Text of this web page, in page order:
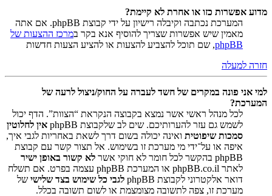
מדוע אפשרות כזו או אחרת לא קיימת?
המערכת נכתבה וקיבלה רישיון על ידי קבוצת phpBB. אם אתה
מאמין שיש אפשרות שצריך להוסיף אנא בקר במרכז ההצעות של
phpBB, שם תוכל להצביע להצעות או להציע הצעות חדשות
חזרה למעלה
למי אני פונה במקרים של חשד לעברה על החוק/ניצול לרעה של
המערכת?
לכל מנהל ראשי אשר נמצא בקבוצה הנקראת “הצוות”. הדף יכול
לשמש גם עזר להערותיכם. שים לב שלקבוצת phpBB
אין לחלוטין
סמכות שיפוטית ואינה יכולה בשום דרך לשאת באחריות לגבי איך,
איפה או על־ידי מי מערכת זו בשימוש. אל תצור קשר עם קבוצת
phpBB בהקשר לכל חומר לא חוקי אשר
לא קשור באופן ישיר
לאתר phpBB.co.il או המערכת phpBB עצמה בפרט. אם תשלח
דואר אלקטרוני לקבוצת phpBB
לגבי כל שימוש בצד שלישי של
מערכת זו, צפה לתשובה מצומצמת או לשום תשובה בכלל.